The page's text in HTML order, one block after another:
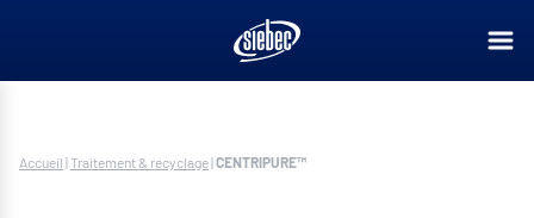
Accueil |Traitement & recyclage|CENTRIPURE™